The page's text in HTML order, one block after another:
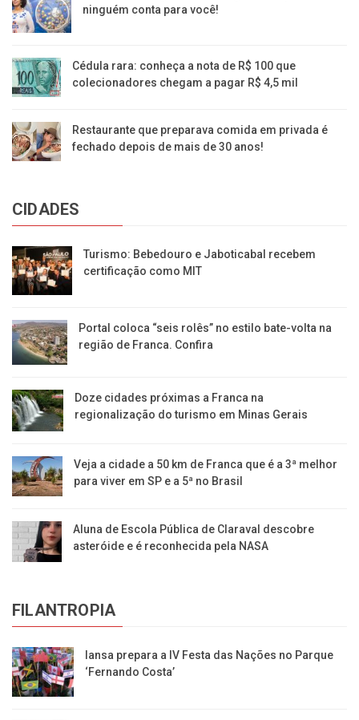
ninguém conta para você!
Cédula rara: conheça a nota de R$ 100 que
colecionadores chegam a pagar R$ 4,5 mil
Restaurante que preparava comida em privada é
fechado depois de mais de 30 anos!
CIDADES
Turismo: Bebedouro e Jaboticabal recebem
certificação como MIT
Portal coloca “seis rolês” no estilo bate-volta na
região de Franca. Confira
​Doze cidades próximas a Franca na
regionalização do turismo em Minas Gerais
Veja a cidade a 50 km de Franca que é a 3ª melhor
para viver em SP e a 5ª no Brasil
Aluna de Escola Pública de Claraval descobre
asteróide e é reconhecida pela NASA
FILANTROPIA
Iansa prepara a IV Festa das Nações no Parque
‘Fernando Costa’